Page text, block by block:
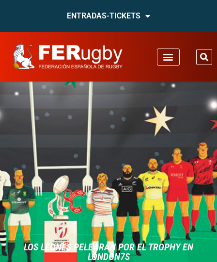
ENTRADAS-TICKETS
LOS LEONES PELEARÁN POR EL TROPHY EN
LONDON7S